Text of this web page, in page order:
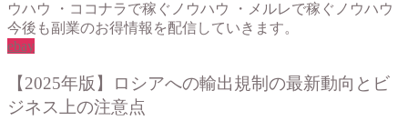
ウハウ ・ココナラで稼ぐノウハウ ・メルレで稼ぐノウハウ
今後も副業のお得情報を配信していきます。
ebay
【2025年版】ロシアへの輸出規制の最新動向とビ
ジネス上の注意点